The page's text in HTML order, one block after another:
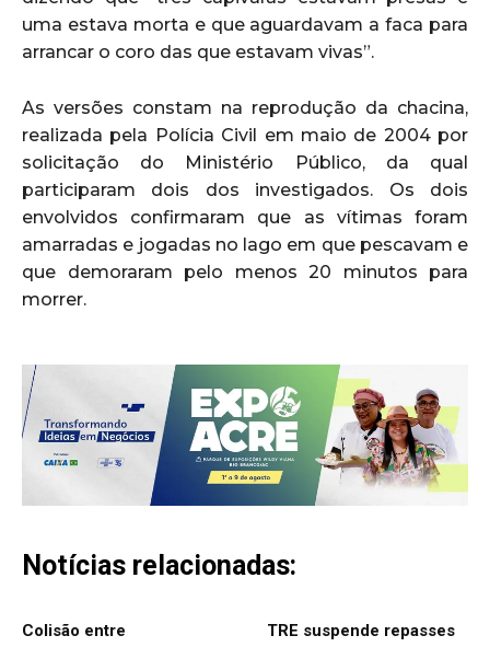
uma estava morta e que aguardavam a faca para
arrancar o coro das que estavam vivas”.
As versões constam na reprodução da chacina,
realizada pela Polícia Civil em maio de 2004 por
solicitação do Ministério Público, da qual
participaram dois dos investigados. Os dois
envolvidos confirmaram que as vítimas foram
amarradas e jogadas no lago em que pescavam e
que demoraram pelo menos 20 minutos para
morrer.
Notícias relacionadas:
Colisão entre
TRE suspende repasses